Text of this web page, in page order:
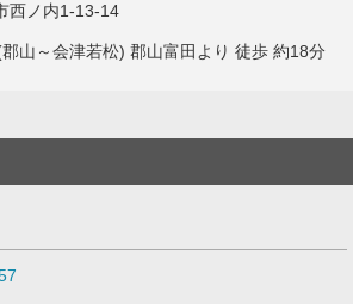
西ノ内1-13-14
山～会津若松) 郡山富田より 徒歩 約18分